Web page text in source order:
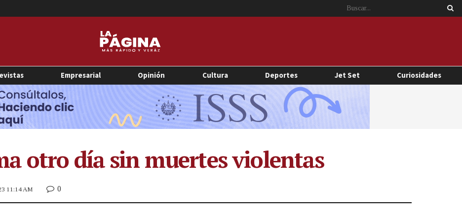
Empresarial Opinión Cultura Deportes Jet Set Curiosidades
otro día sin muertes violentas
11:14 AM 0